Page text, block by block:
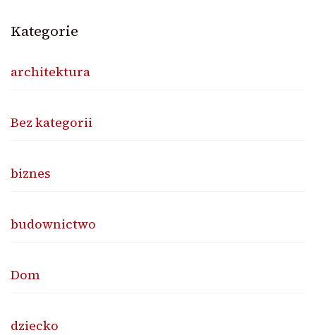
Kategorie
architektura
Bez kategorii
biznes
budownictwo
Dom
dziecko